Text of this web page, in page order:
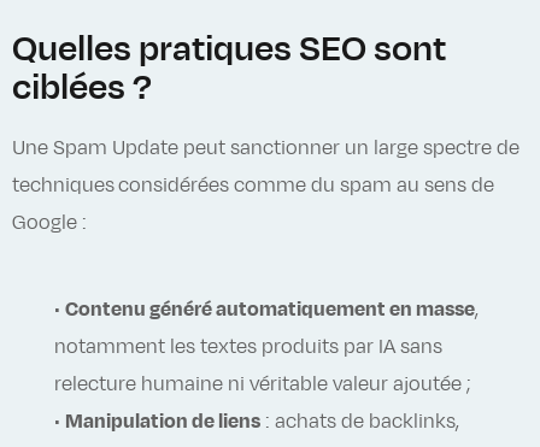
Quelles pratiques SEO sont
ciblées ?
Une Spam Update peut sanctionner un large spectre de
techniquesconsidérées comme du spam au sens de
Google :
• Contenu généré automatiquement en masse,
notamment les textes produits par IA sans
relecture humaine ni véritable valeur ajoutée ;
• Manipulation de liens : achats de backlinks,